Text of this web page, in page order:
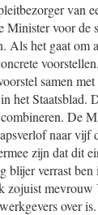
van
Minister voor de
Als het gaat om
samen met
het Staatsblad.
De
naar vijf
zijn dat dit
blijer verrast
zojuist mevrouw
over is.